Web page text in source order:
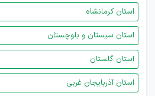
استان کرمانشاه
استان سیستان و بلوچستان
استان گلستان
استان آذربایجان غربی